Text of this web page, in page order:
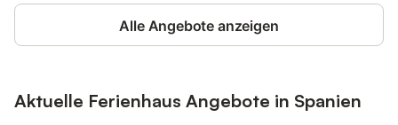
Alle Angebote anzeigen
Aktuelle Ferienhaus Angebote in Spanien